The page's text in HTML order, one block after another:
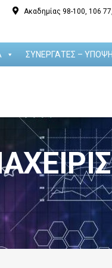
Ακαδημίας 98-100, 106
ΣΥΝΕΡΓΑΤΕΣ –